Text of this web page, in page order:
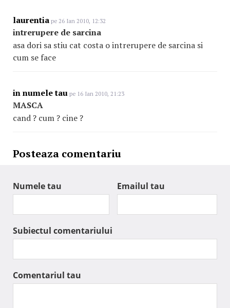
laurentia pe 26 Ian 2010, 12:32
intrerupere de sarcina
asa dori sa stiu cat costa o intrerupere de sarcina si
cum se face
in numele tau pe 16 Ian 2010, 21:23
MASCA
cand ? cum ? cine ?
Posteaza comentariu
Numele tau Emailul tau
Subiectul comentariului
Comentariul tau